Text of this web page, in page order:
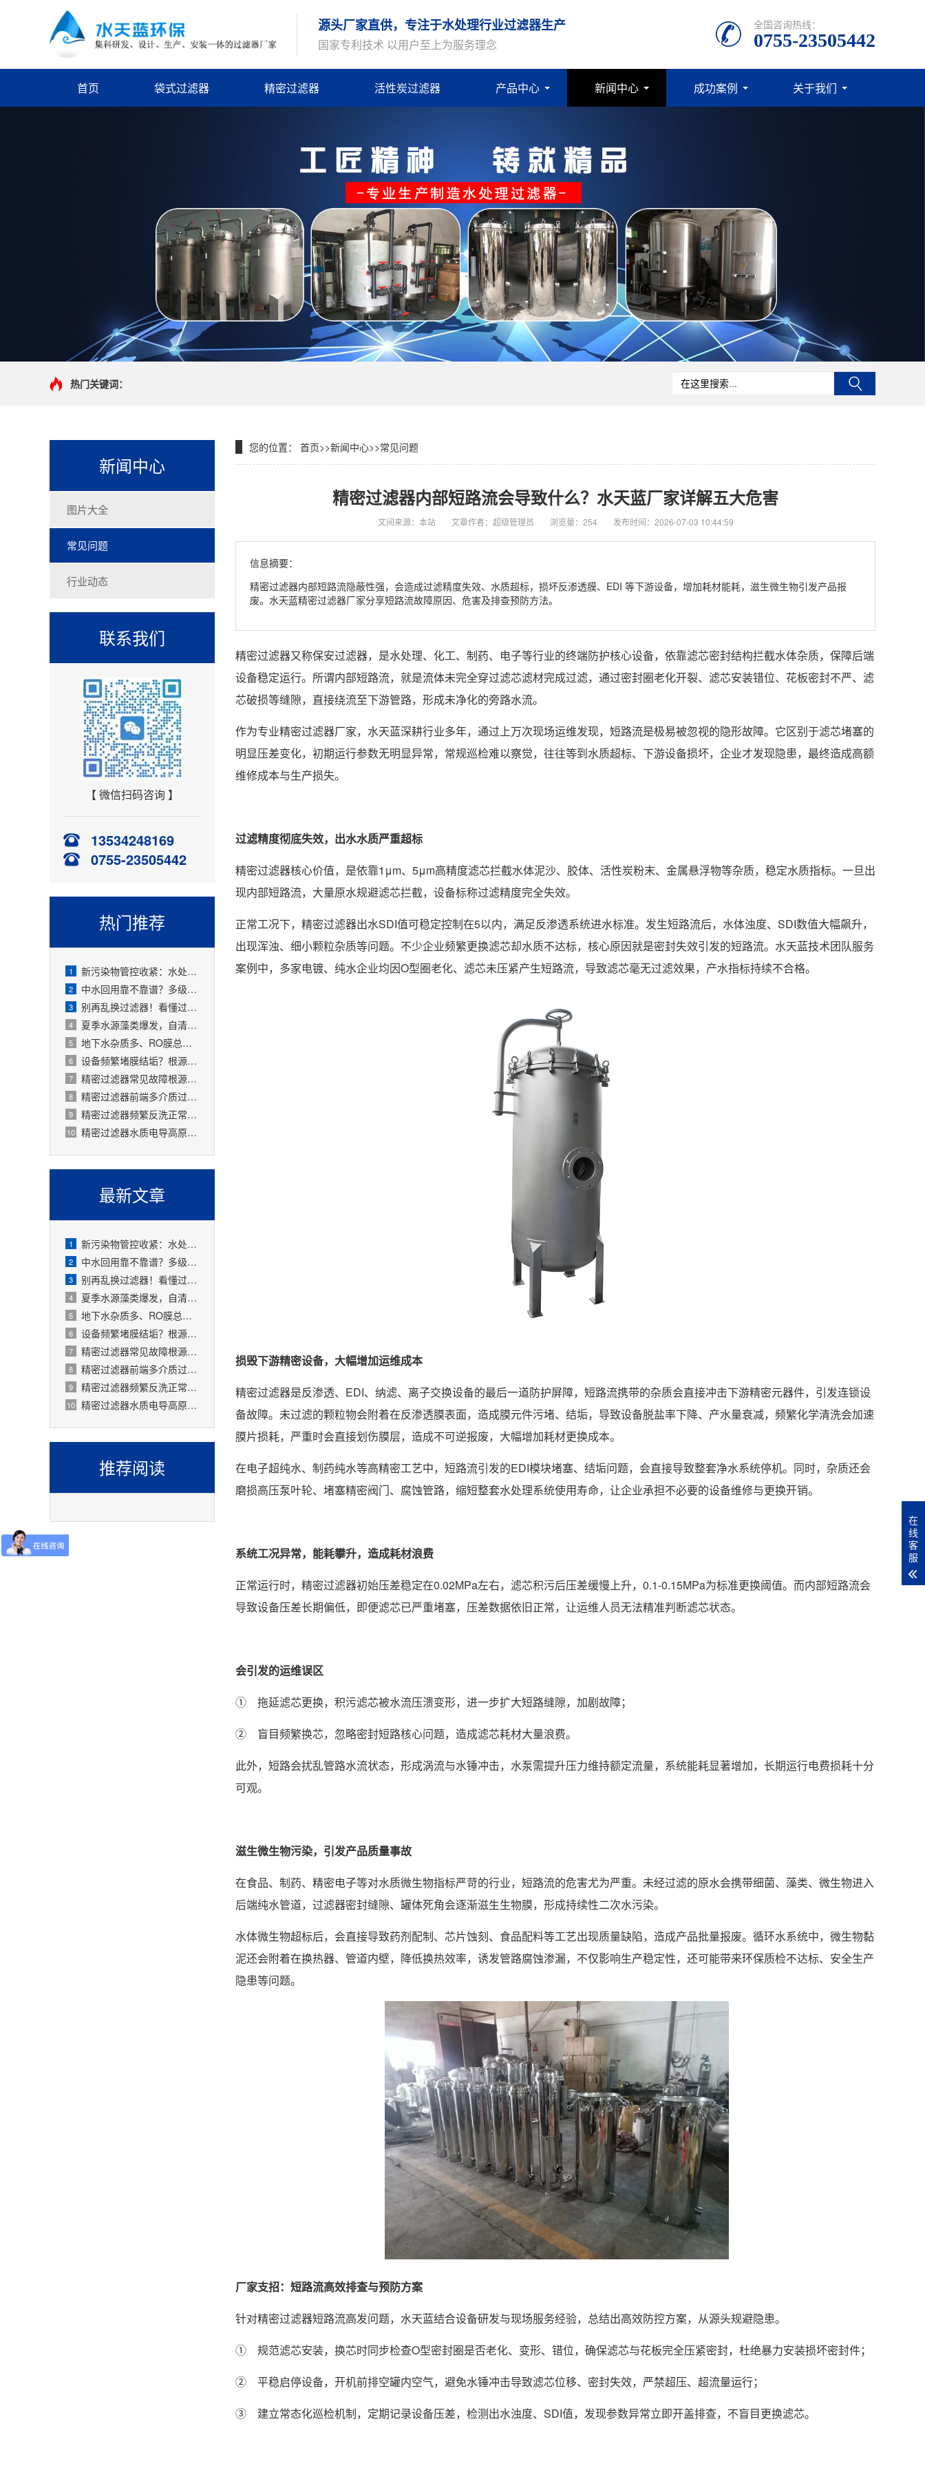
源头厂家直供，专注于水处理行业过滤器生产
国家专利技术 以用户至上为服务理念
全国咨询热线：
0755-23505442
首页 袋式过滤器 精密过滤器 活性炭过滤器 产品中心 新闻中心 成功案例 关于我们
热门关键词：
新闻中心
图片大全
常见问题
行业动态
联系我们
【 微信扫码咨询 】
13534248169
0755-23505442
热门推荐
1 新污染物管控收紧：水处理精密过滤器可截留微塑料、微量有害物质
2 中水回用靠不靠谱？多级过滤器层层过滤，出水达标可循环
3 别再乱换过滤器！看懂过滤精度，水处理过滤器少花冤枉钱
4 夏季水源藻类爆发，自清洗过滤器搞定原水预处理难题
5 地下水杂质多、RO膜总报废！一支滤芯过滤器就能大幅延寿
6 设备频繁堵膜结垢？根源就是前置水处理过滤器没配对
7 精密过滤器常见故障根源有哪些？
8 精密过滤器前端多介质过滤失效会怎样？
9 精密过滤器频繁反洗正常吗？
10 精密过滤器水质电导高原因是什么？
最新文章
1 新污染物管控收紧：水处理精密过滤器可截留微塑料、微量有害物质
2 中水回用靠不靠谱？多级过滤器层层过滤，出水达标可循环
3 别再乱换过滤器！看懂过滤精度，水处理过滤器少花冤枉钱
4 夏季水源藻类爆发，自清洗过滤器搞定原水预处理难题
5 地下水杂质多、RO膜总报废！一支滤芯过滤器就能大幅延寿
6 设备频繁堵膜结垢？根源就是前置水处理过滤器没配对
7 精密过滤器常见故障根源有哪些？
8 精密过滤器前端多介质过滤失效会怎样？
9 精密过滤器频繁反洗正常吗？
10 精密过滤器水质电导高原因是什么？
推荐阅读
您的位置： 首页>>新闻中心>>常见问题
精密过滤器内部短路流会导致什么？水天蓝厂家详解五大危害
文间来源：本站 文章作者：超级管理员 浏览量：254 发布时间：2026-07-03 10:44:59
信息摘要：
精密过滤器内部短路流隐蔽性强，会造成过滤精度失效、水质超标，损坏反渗透膜、EDI 等下游设备，增加耗材能耗，滋生微生物引发产品报
废。水天蓝精密过滤器厂家分享短路流故障原因、危害及排查预防方法。
精密过滤器又称保安过滤器，是水处理、化工、制药、电子等行业的终端防护核心设备，依靠滤芯密封结构拦截水体杂质，保障后端
设备稳定运行。所谓内部短路流，就是流体未完全穿过滤芯滤材完成过滤，通过密封圈老化开裂、滤芯安装错位、花板密封不严、滤
芯破损等缝隙，直接绕流至下游管路，形成未净化的旁路水流。
作为专业精密过滤器厂家，水天蓝深耕行业多年，通过上万次现场运维发现，短路流是极易被忽视的隐形故障。它区别于滤芯堵塞的
明显压差变化，初期运行参数无明显异常，常规巡检难以察觉，往往等到水质超标、下游设备损坏，企业才发现隐患，最终造成高额
维修成本与生产损失。
过滤精度彻底失效，出水水质严重超标
精密过滤器核心价值，是依靠1μm、5μm高精度滤芯拦截水体泥沙、胶体、活性炭粉末、金属悬浮物等杂质，稳定水质指标。一旦出
现内部短路流，大量原水规避滤芯拦截，设备标称过滤精度完全失效。
正常工况下，精密过滤器出水SDI值可稳定控制在5以内，满足反渗透系统进水标准。发生短路流后，水体浊度、SDI数值大幅飙升，
出现浑浊、细小颗粒杂质等问题。不少企业频繁更换滤芯却水质不达标，核心原因就是密封失效引发的短路流。水天蓝技术团队服务
案例中，多家电镀、纯水企业均因O型圈老化、滤芯未压紧产生短路流，导致滤芯毫无过滤效果，产水指标持续不合格。
损毁下游精密设备，大幅增加运维成本
精密过滤器是反渗透、EDI、纳滤、离子交换设备的最后一道防护屏障，短路流携带的杂质会直接冲击下游精密元器件，引发连锁设
备故障。未过滤的颗粒物会附着在反渗透膜表面，造成膜元件污堵、结垢，导致设备脱盐率下降、产水量衰减，频繁化学清洗会加速
膜片损耗，严重时会直接划伤膜层，造成不可逆报废，大幅增加耗材更换成本。
在电子超纯水、制药纯水等高精密工艺中，短路流引发的EDI模块堵塞、结垢问题，会直接导致整套净水系统停机。同时，杂质还会
磨损高压泵叶轮、堵塞精密阀门、腐蚀管路，缩短整套水处理系统使用寿命，让企业承担不必要的设备维修与更换开销。
系统工况异常，能耗攀升，造成耗材浪费
正常运行时，精密过滤器初始压差稳定在0.02MPa左右，滤芯积污后压差缓慢上升，0.1-0.15MPa为标准更换阈值。而内部短路流会
导致设备压差长期偏低，即便滤芯已严重堵塞，压差数据依旧正常，让运维人员无法精准判断滤芯状态。
会引发的运维误区
① 拖延滤芯更换，积污滤芯被水流压溃变形，进一步扩大短路缝隙，加剧故障；
② 盲目频繁换芯，忽略密封短路核心问题，造成滤芯耗材大量浪费。
此外，短路会扰乱管路水流状态，形成涡流与水锤冲击，水泵需提升压力维持额定流量，系统能耗显著增加，长期运行电费损耗十分
可观。
滋生微生物污染，引发产品质量事故
在食品、制药、精密电子等对水质微生物指标严苛的行业，短路流的危害尤为严重。未经过滤的原水会携带细菌、藻类、微生物进入
后端纯水管道，过滤器密封缝隙、罐体死角会逐渐滋生生物膜，形成持续性二次水污染。
水体微生物超标后，会直接导致药剂配制、芯片蚀刻、食品配料等工艺出现质量缺陷，造成产品批量报废。循环水系统中，微生物黏
泥还会附着在换热器、管道内壁，降低换热效率，诱发管路腐蚀渗漏，不仅影响生产稳定性，还可能带来环保质检不达标、安全生产
隐患等问题。
厂家支招：短路流高效排查与预防方案
针对精密过滤器短路流高发问题，水天蓝结合设备研发与现场服务经验，总结出高效防控方案，从源头规避隐患。
① 规范滤芯安装，换芯时同步检查O型密封圈是否老化、变形、错位，确保滤芯与花板完全压紧密封，杜绝暴力安装损坏密封件；
② 平稳启停设备，开机前排空罐内空气，避免水锤冲击导致滤芯位移、密封失效，严禁超压、超流量运行；
③ 建立常态化巡检机制，定期记录设备压差，检测出水浊度、SDI值，发现参数异常立即开盖排查，不盲目更换滤芯。
在
线
客
服